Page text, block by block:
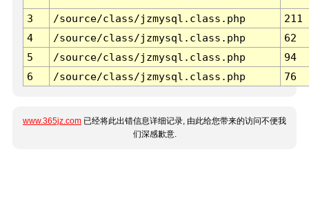
3 /source/class/jzmysql.class.php
211
4
/source/class/jzmysql.class.php
62
5
/source/class/jzmysql.class.php
94
6
/source/class/jzmysql.class.php 76
www.365jz.com 已经将此出错信息详细记录, 由此给您带来的访问不便我
们深感歉意.